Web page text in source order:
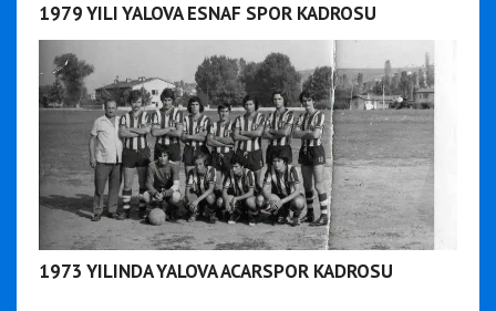
1979 YILI YALOVA ESNAF SPOR KADROSU
1973 YILINDA YALOVA ACARSPOR KADROSU